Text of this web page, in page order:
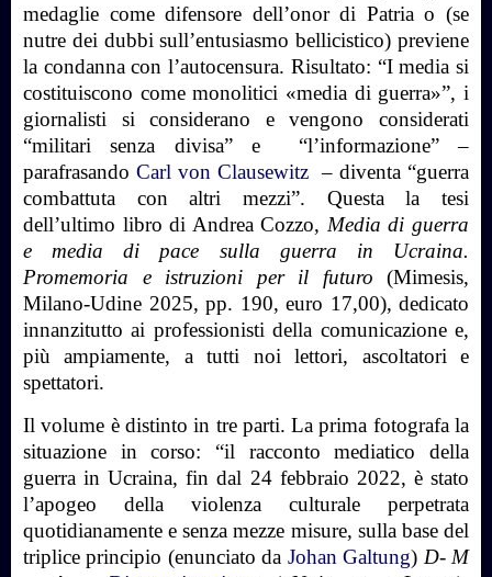
medaglie come difensore dell’onor di Patria o (se
nutre dei dubbi sull’entusiasmo bellicistico) previene
la condanna con l’autocensura. Risultato: “I media si
costituiscono come monolitici «media di guerra»”, i
giornalisti si considerano e vengono considerati
“militari senza divisa” e
“l’informazione” –
parafrasando Carl von Clausewitz – diventa “guerra
combattuta con altri mezzi”. Questa la tesi
dell’ultimo libro di Andrea Cozzo, Media di guerra
e media di pace sulla guerra in Ucraina.
Promemoria e istruzioni per il futuro (Mimesis,
Milano-Udine 2025, pp. 190, euro 17,00), dedicato
innanzitutto ai professionisti della comunicazione e,
più ampiamente, a tutti noi lettori, ascoltatori e
spettatori.
Il volume è distinto in tre parti. La prima fotografa la
situazione in corso: “il racconto mediatico della
guerra in Ucraina, fin dal 24 febbraio 2022, è stato
l’apogeo della violenza culturale perpetrata
quotidianamente e senza mezze misure, sulla base del
triplice principio (enunciato da Johan Galtung) D- M